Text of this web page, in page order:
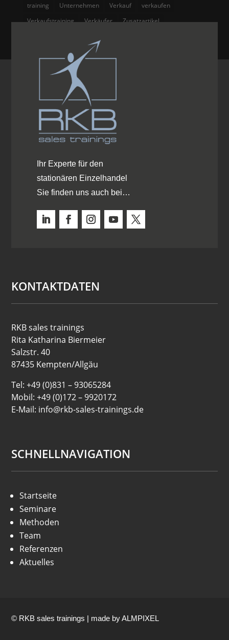
training
Unternehmen Verkauf
verkaufen
Verkaufstraining
Verkäufer Zusatzartikel
Ihr Experte für den
stationären Einzelhandel
Sie finden uns auch bei…
KONTAKTDATEN
RKB sales trainings
Rita Katharina Biermeier
Salzstr. 40
87435 Kempten/Allgäu
Tel: +49 (0)831 – 93065284
Mobil: +49 (0)172 – 9920172
E-Mail: info@rkb-sales-trainings.de
SCHNELLNAVIGATION
Startseite
Seminare
Methoden
Team
Referenzen
Aktuelles
© RKB sales trainings | made byALMPIXEL